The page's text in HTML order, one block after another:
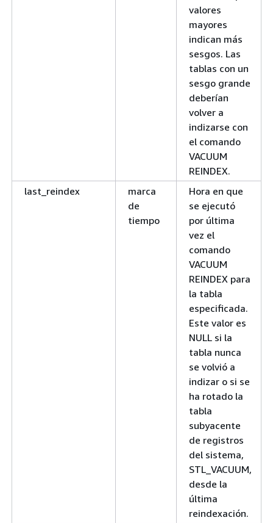
valores
mayores
indican más
sesgos. Las
tablas con un
sesgo grande
deberían
volver a
indizarse con
el comando
VACUUM
REINDEX.
last_reindex
marca
de
tiempo
Hora en que
se ejecutó
por última
vez el
comando
VACUUM
REINDEX para
la tabla
especificada.
Este valor es
NULL si la
tabla nunca
se volvió a
indizar o si se
ha rotado la
tabla
subyacente
de registros
del sistema,
STL_VACUUM,
desde la
última
reindexación.